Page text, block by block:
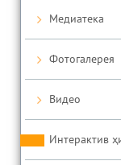
Медиатека
Фотогалерея
Видео
Интерактив